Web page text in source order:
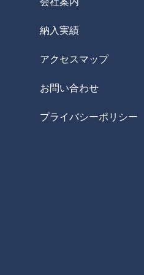
納入実績
アクセスマップ
お問い合わせ
プライバシーポリシー